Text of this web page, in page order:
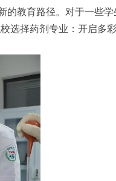
的教育路径。对于一些
选择药剂专业：开启多